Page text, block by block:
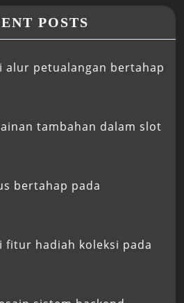
POSTS
alur petualangan bertahap
tambahan dalam slot
bertahap pada
fitur hadiah koleksi pada